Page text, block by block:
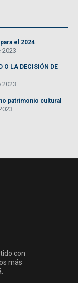
el 2024
2023
O LA DECISIÓN DE
2023
patrimonio cultural
con
más